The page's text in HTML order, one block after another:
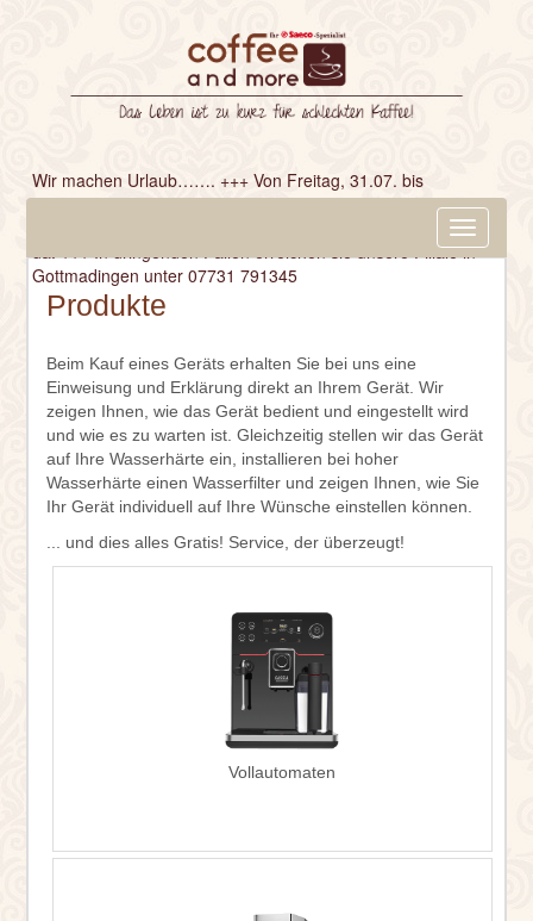
Wir machen Urlaub……. +++ Von Freitag, 31.07. bis
einschließlich Freitag, 14.08. bleibt unser Geschäft
geschlossen. +++ Ab Montag, 17.08. sind wir wieder für Sie
da. +++ In dringenden Fällen erreichen sie unsere Filiale in
Gottmadingen unter 07731 791345
ein-/
Produkte
Beim Kauf eines Geräts erhalten Sie bei uns eine
Einweisung und Erklärung direkt an Ihrem Gerät. Wir
zeigen Ihnen, wie das Gerät bedient und eingestellt wird
und wie es zu warten ist. Gleichzeitig stellen wir das Gerät
auf Ihre Wasserhärte ein, installieren bei hoher
Wasserhärte einen Wasserfilter und zeigen Ihnen, wie Sie
Ihr Gerät individuell auf Ihre Wünsche einstellen können.
... und dies alles Gratis! Service, der überzeugt!
Vollautomaten